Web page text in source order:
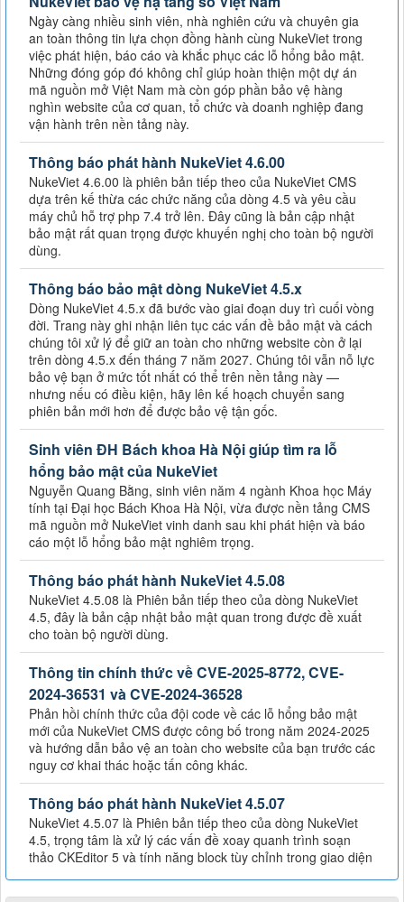
Ngày càng nhiều sinh viên, nhà nghiên cứu và chuyên gia
an toàn thông tin lựa chọn đồng hành cùng NukeViet trong
việc phát hiện, báo cáo và khắc phục các lỗ hổng bảo mật.
Những đóng góp đó không chỉ giúp hoàn thiện một dự án
mã nguồn mở Việt Nam mà còn góp phần bảo vệ hàng
nghìn website của cơ quan, tổ chức và doanh nghiệp đang
vận hành trên nền tảng này.
Thông báo phát hành NukeViet 4.6.00
NukeViet 4.6.00 là phiên bản tiếp theo của NukeViet CMS
dựa trên kế thừa các chức năng của dòng 4.5 và yêu cầu
máy chủ hỗ trợ php 7.4 trở lên. Đây cũng là bản cập nhật
bảo mật rất quan trọng được khuyến nghị cho toàn bộ người
dùng.
Thông báo bảo mật dòng NukeViet 4.5.x
Dòng NukeViet 4.5.x đã bước vào giai đoạn duy trì cuối vòng
đời. Trang này ghi nhận liên tục các vấn đề bảo mật và cách
chúng tôi xử lý để giữ an toàn cho những website còn ở lại
trên dòng 4.5.x đến tháng 7 năm 2027. Chúng tôi vẫn nỗ lực
bảo vệ bạn ở mức tốt nhất có thể trên nền tảng này —
nhưng nếu có điều kiện, hãy lên kế hoạch chuyển sang
phiên bản mới hơn để được bảo vệ tận gốc.
Sinh viên ĐH Bách khoa Hà Nội giúp tìm ra lỗ
hổng bảo mật của NukeViet
Nguyễn Quang Bằng, sinh viên năm 4 ngành Khoa học Máy
tính tại Đại học Bách Khoa Hà Nội, vừa được nền tảng CMS
mã nguồn mở NukeViet vinh danh sau khi phát hiện và báo
cáo một lỗ hổng bảo mật nghiêm trọng.
Thông báo phát hành NukeViet 4.5.08
NukeViet 4.5.08 là Phiên bản tiếp theo của dòng NukeViet
4.5, đây là bản cập nhật bảo mật quan trong được đề xuất
cho toàn bộ người dùng.
Thông tin chính thức về CVE-2025-8772, CVE-
2024-36531 và CVE-2024-36528
Phản hồi chính thức của đội code về các lỗ hổng bảo mật
mới của NukeViet CMS được công bố trong năm 2024-2025
và hướng dẫn bảo vệ an toàn cho website của bạn trước các
nguy cơ khai thác hoặc tấn công khác.
Thông báo phát hành NukeViet 4.5.07
NukeViet 4.5.07 là Phiên bản tiếp theo của dòng NukeViet
4.5, trọng tâm là xử lý các vấn đề xoay quanh trình soạn
thảo CKEditor 5 và tính năng block tùy chỉnh trong giao diện